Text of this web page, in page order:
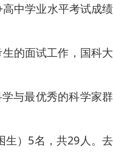
中学业水平考试成绩
的面试工作，国科大
与最优秀的科学家群
）5名，共29人。去